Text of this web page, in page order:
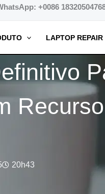
+0086
LAPTOP
20h43